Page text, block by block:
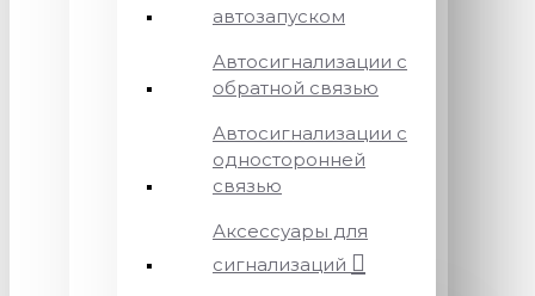
автозапуском
Автосигнализации с
обратной связью
Автосигнализации с
односторонней
связью
Аксессуары для
сигнализаций